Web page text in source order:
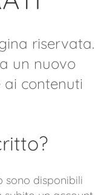
riservata.
un nuovo
ai contenuti
sono disponibili